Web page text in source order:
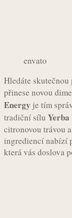
envato
Hledáte
přinese novou
Energy je tím
tradiční sílu
citronovou trávou
ingrediencí nabízí
která vás doslova